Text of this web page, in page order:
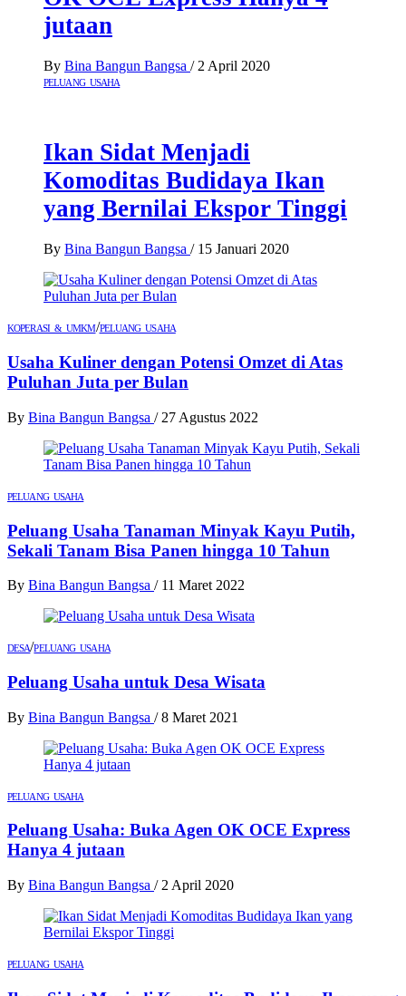
jutaan
By Bina Bangun Bangsa / 2 April 2020
PELUANG USAHA
Ikan Sidat Menjadi
Komoditas Budidaya Ikan
yang Bernilai Ekspor Tinggi
By Bina Bangun Bangsa / 15 Januari 2020
KOPERASI & UMKM/PELUANG USAHA
Usaha Kuliner dengan Potensi Omzet di Atas
Puluhan Juta per Bulan
By Bina Bangun Bangsa / 27 Agustus 2022
PELUANG USAHA
Peluang Usaha Tanaman Minyak Kayu Putih,
Sekali Tanam Bisa Panen hingga 10 Tahun
By Bina Bangun Bangsa / 11 Maret 2022
DESA/PELUANG USAHA
Peluang Usaha untuk Desa Wisata
By Bina Bangun Bangsa / 8 Maret 2021
PELUANG USAHA
Peluang Usaha: Buka Agen OK OCE Express
Hanya 4 jutaan
By Bina Bangun Bangsa / 2 April 2020
PELUANG USAHA